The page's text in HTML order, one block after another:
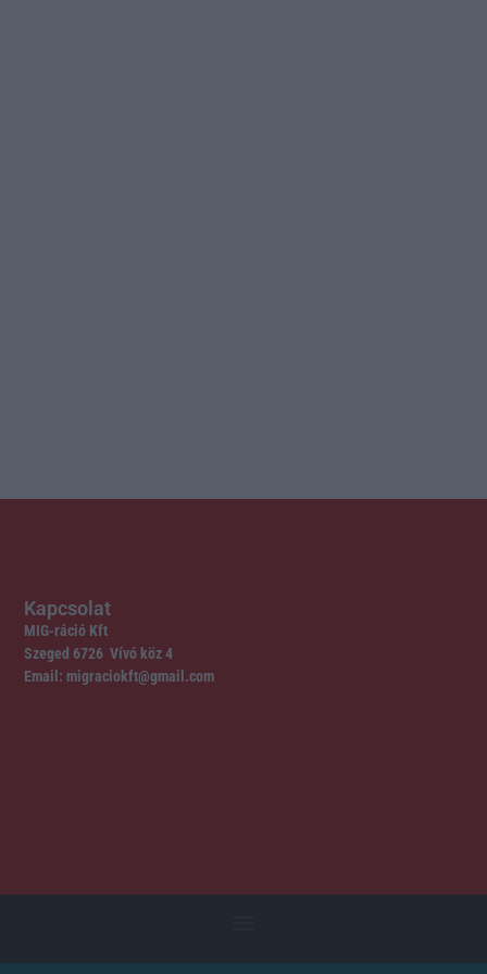
Kapcsolat
MIG-ráció Kft
Szeged 6726 Vívó köz 4
Email: migraciokft@gmail.com